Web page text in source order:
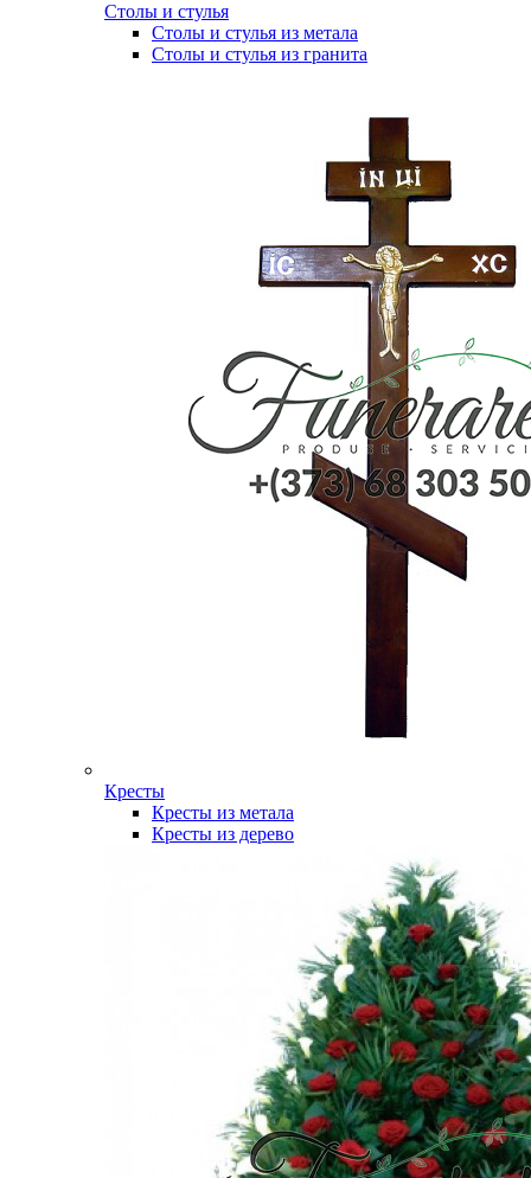
Столы и стулья
Столы и стулья из метала
Столы и стулья из гранита
Кресты
Кресты из метала
Кресты из дерево